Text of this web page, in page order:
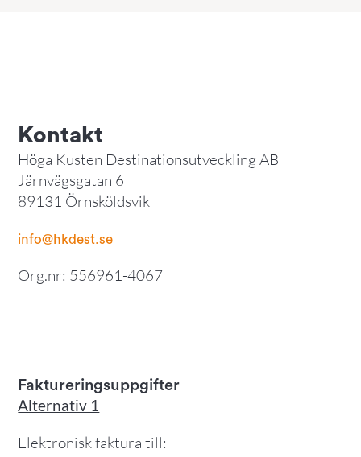
Kontakt
Höga Kusten Destinationsutveckling AB
Järnvägsgatan 6
89131 Örnsköldsvik
info@hkdest.se
Org.nr: 556961-4067
Faktureringsuppgifter
Alternativ 1
Elektronisk faktura till: